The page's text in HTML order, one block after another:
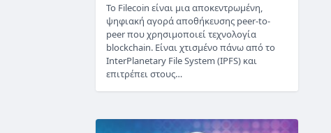
Το Filecoin είναι μια αποκεντρωμένη,
ψηφιακή αγορά αποθήκευσης peer-to-
peer που χρησιμοποιεί τεχνολογία
blockchain. Είναι χτισμένο πάνω από το
InterPlanetary File System (IPFS) και
επιτρέπει στους…